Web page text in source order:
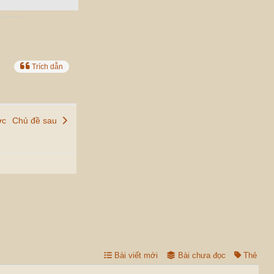
Trích dẫn
Chủ đề sau
Bài viết mới Bài chưa đọc Thẻ